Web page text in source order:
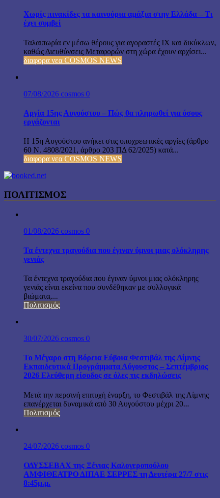
Χωρίς πινακίδες τα καινούρια αμάξια στην Ελλάδα – Τι
έχει συμβεί
Ταλαιπωρία εν μέσω θέρους για αγοραστές ΙΧ και δικύκλων,
καθώς Διευθύνσεις Μεταφορών στη χώρα έχουν αρχίσει...
διαφορα νεα COSMOS NEWS
07/08/2026 cosmos 0
Αργία 15ης Αυγούστου – Πώς θα πληρωθεί για όσους
εργάζονται
Η 15η Αυγούστου ανήκει στις υποχρεωτικές αργίες (άρθρο
60 Ν. 4808/2021, άρθρο 203 ΠΔ 62/2025) κατά...
διαφορα νεα COSMOS NEWS
ΠΟΛΙΤΙΣΜΟΣ
01/08/2026 cosmos 0
Τα έντεχνα τραγούδια που έγιναν ύμνοι μιας ολόκληρης
γενιάς
Τα έντεχνα τραγούδια που έγιναν ύμνοι μιας ολόκληρης
γενιάς είναι εκείνα που συνδέθηκαν με συλλογικά
βιώματα,...
Πολιτισμός
30/07/2026 cosmos 0
Το Μέγαρο στη Βόρεια Εύβοια Φεστιβάλ της Λίμνης
Εκπαιδευτικά Προγράμματα Αύγουστος – Σεπτέμβριος
2026 Ελεύθερη είσοδος σε όλες τις εκδηλώσεις
Μετά την περσινή επιτυχή έναρξη, το Φεστιβάλ της Λίμνης
επανέρχεται δυναμικά από 30 Αυγούστου μέχρι 20...
Πολιτισμός
24/07/2026 cosmos 0
ΟΔΥΣΣΕΒΑΧ της Ξένιας Καλογεροπούλου
ΑΜΦΙΘΕΑΤΡΟ ΔΙΠΑΕ ΣΕΡΡΕΣ τη Δευτέρα 27/7 στις
8:45μ.μ.